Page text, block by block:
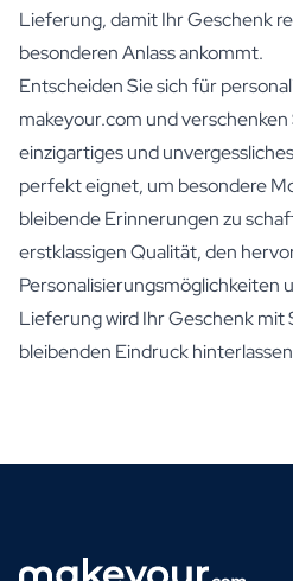
Lieferung, damit Ihr Geschenk
besonderen Anlass ankommt.
Entscheiden Sie sich für
makeyour.com und verschenken
einzigartiges und
perfekt eignet, um besondere
bleibende Erinnerungen zu
erstklassigen Qualität, den
Personalisierungsmöglichkeiten
Lieferung wird Ihr Geschenk mit
bleibenden Eindruck